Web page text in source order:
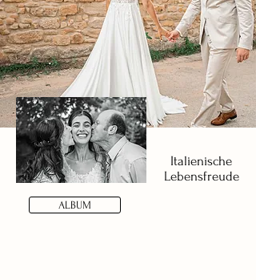
Italienische
Lebensfreude
ALBUM